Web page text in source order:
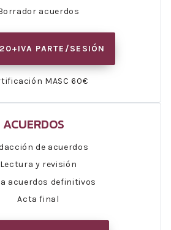
acuerdos
PARTE/SESIÓN
MASC 60€
ACUERDOS
de acuerdos
Lectura y revisión
acuerdos definitivos
Acta final